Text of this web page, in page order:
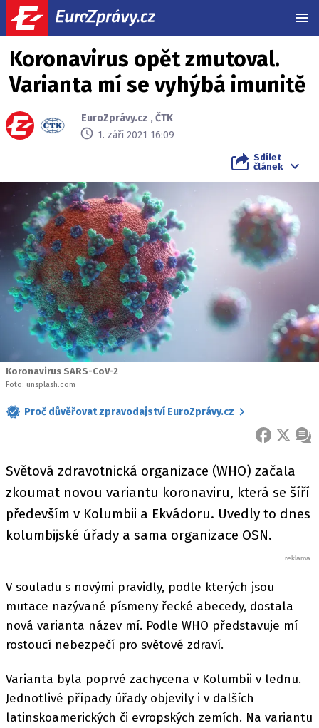
Koronavirus opět zmutoval.
Varianta mí se vyhýbá imunitě
EuroZprávy.cz ,ČTK
1. září 2021 16:09
Sdílet
článek
Koronavirus SARS-CoV-2
Foto: unsplash.com
Proč důvěřovat zpravodajství EuroZprávy.cz
FACEBOOK
X
Světová zdravotnická organizace (WHO) začala
zkoumat novou variantu koronaviru, která se šíří
především v Kolumbii a Ekvádoru. Uvedly to dnes
kolumbijské úřady a sama organizace OSN.
V souladu s novými pravidly, podle kterých jsou
mutace nazývané písmeny řecké abecedy, dostala
nová varianta název mí. Podle WHO představuje mí
rostoucí nebezpečí pro světové zdraví.
Varianta byla poprvé zachycena v Kolumbii v lednu.
Jednotlivé případy úřady objevily i v dalších
latinskoamerických či evropských zemích. Na variantu